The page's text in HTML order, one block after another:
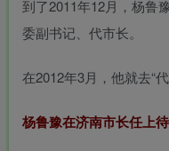
到了2011年12月，杨鲁
委副书记、代市长。
在2012年3月，他就去“代
杨鲁豫在济南市长任上